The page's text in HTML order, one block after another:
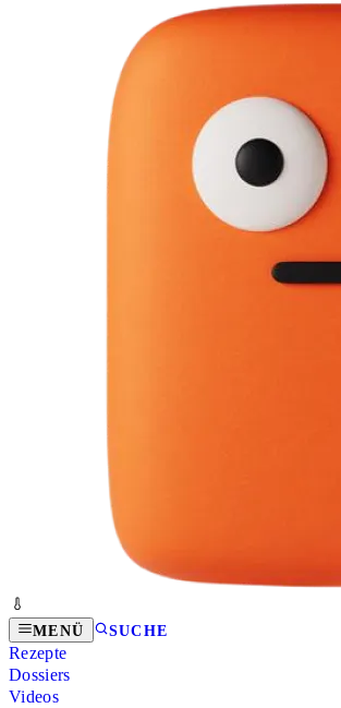
MENÜ SUCHE
Rezepte
Dossiers
Videos